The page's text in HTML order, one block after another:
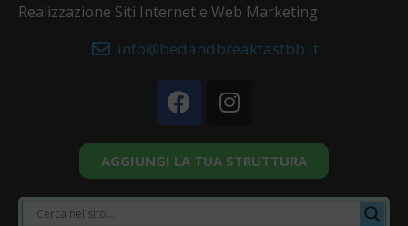
Realizzazione Siti Internet e Web Marketing
info@bedandbreakfastbb.it
AGGIUNGI LA TUA STRUTTURA